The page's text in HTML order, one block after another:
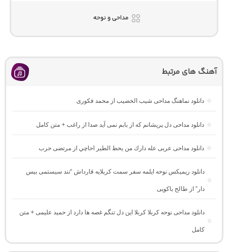
مداحی و نوحه
آهنگ های مرتبط
دانلود نماهنگ مداحی شیب الخضیب از محمد فکوری
دانلود مداحی دل پریشانم که از بابم نمی آید صدا از راغب + متن کامل
دانلود مداحی عربی عله دارك من يحط الطير احاچي از مرتضی حرب
دانلود ریمیکس نوحه ایلمه سفر سمت کربلایه قارداش “تند سیستمی بیس
دار” از طالح باکویی
دانلود مداحی نوحه کربلا کربلا این دل تنگم غصه ها دارد از حمید علیمی + متن
کامل